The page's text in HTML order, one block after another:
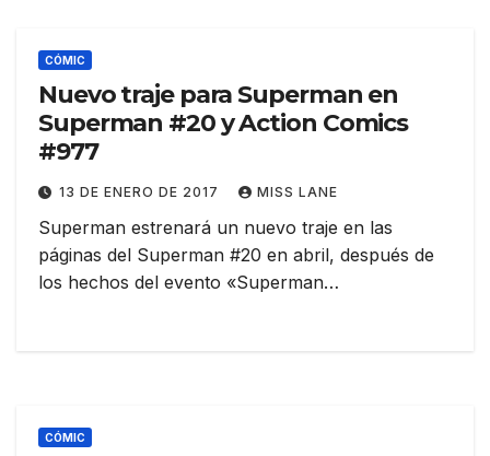
CÓMIC
Nuevo traje para Superman en
Superman #20 y Action Comics
#977
13 DE ENERO DE 2017 MISS LANE
Superman estrenará un nuevo traje en las
páginas del Superman #20 en abril, después de
los hechos del evento «Superman…
CÓMIC